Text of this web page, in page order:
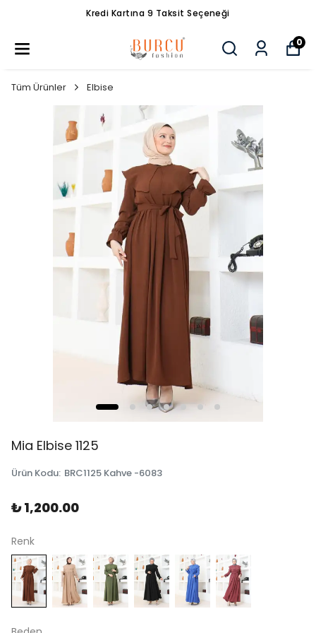
Kredi Kartına 9 Taksit Seçeneği
0
Tüm Ürünler Elbise
Mia Elbise 1125
Ürün Kodu: BRC1125 Kahve -6083
₺ 1,200.00
Renk